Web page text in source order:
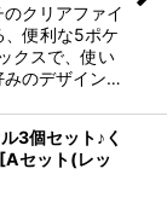
クリアファイ
便利な5ポケ
クスで、使い
みのデザイン…
3個セット♪く
[Aセット(レッ